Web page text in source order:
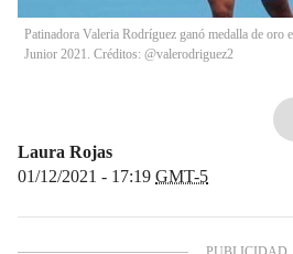
Patinadora Valeria Rodríguez ganó medalla de oro
Junior 2021. Créditos: @valerodriguez2
Laura Rojas
01/12/2021 - 17:19 GMT-5